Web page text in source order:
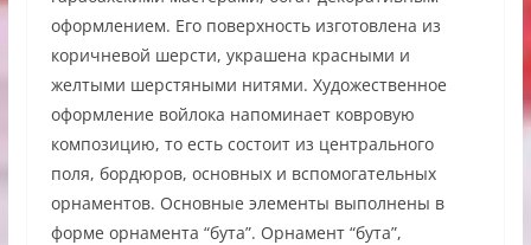
оформлением. Его поверхность изготовлена из
коричневой шерсти, украшена красными и
желтыми шерстяными нитями. Художественное
оформление войлока напоминает ковровую
композицию, то есть состоит из центрального
поля, бордюров, основных и вспомогательных
орнаментов. Основные элементы выполнены в
форме орнамента “бута”. Орнамент “бута”,